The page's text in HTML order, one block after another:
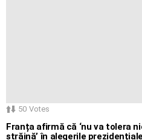
50 Votes
Franța afirmă că ‘nu va tolera
străină’ în alegerile prezidențiale